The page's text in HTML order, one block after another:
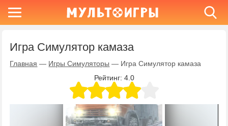
Игра Симулятор камаза
Главная — Игры Симуляторы — Игра Симулятор камаза
Рейтинг: 4.0